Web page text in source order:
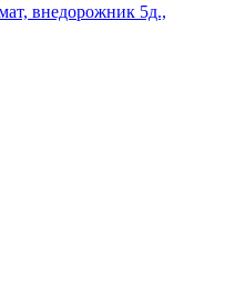
внедорожник 5д.,